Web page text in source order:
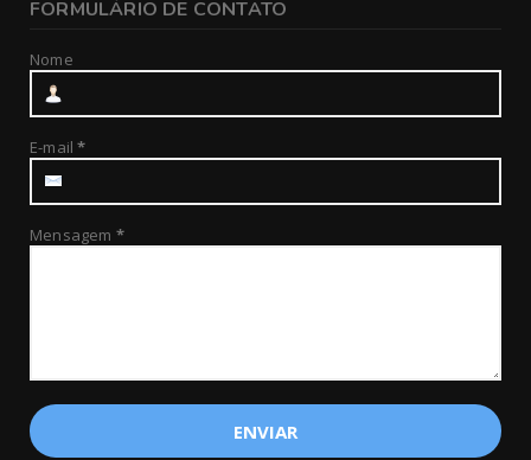
FORMULÁRIO DE CONTATO
Nome
E-mail*
Mensagem *